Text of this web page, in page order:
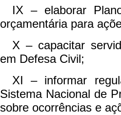
IX – elaborar
orçamentária para
X – capacitar
em Defesa Civil;
XI – informar
Sistema Nacional de
sobre ocorrências e